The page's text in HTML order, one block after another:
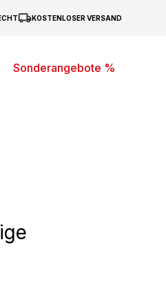
KOSTENLOSER VERSAND
Sonderangebote %